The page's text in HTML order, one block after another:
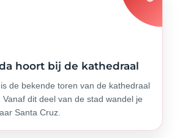
hoort bij de kathedraal
de bekende toren van de kathedraal
Vanaf dit deel van de stad wandel je
Santa Cruz.